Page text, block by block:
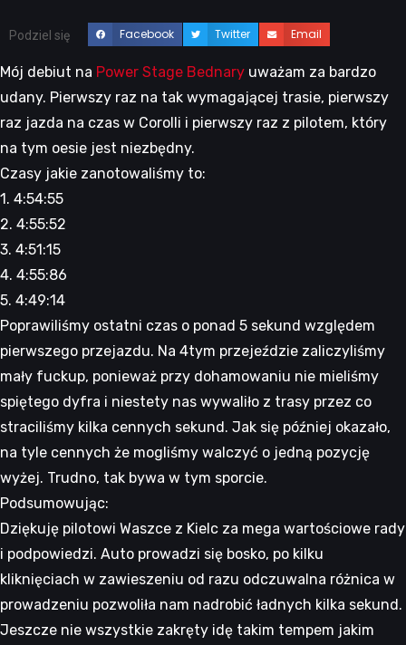
Podziel się Facebook Twitter Email
Mój debiut na Power Stage Bednary uważam za bardzo
udany. Pierwszy raz na tak wymagającej trasie, pierwszy
raz jazda na czas w Corolli i pierwszy raz z pilotem, który
na tym oesie jest niezbędny.
Czasy jakie zanotowaliśmy to:
1. 4:54:55
2. 4:55:52
3. 4:51:15
4. 4:55:86
5. 4:49:14
Poprawiliśmy ostatni czas o ponad 5 sekund względem
pierwszego przejazdu. Na 4tym przejeździe zaliczyliśmy
mały fuckup, ponieważ przy dohamowaniu nie mieliśmy
spiętego dyfra i niestety nas wywaliło z trasy przez co
straciliśmy kilka cennych sekund. Jak się później okazało,
na tyle cennych że mogliśmy walczyć o jedną pozycję
wyżej. Trudno, tak bywa w tym sporcie.
Podsumowując:
Dziękuję pilotowi Waszce z Kielc za mega wartościowe rady
i podpowiedzi. Auto prowadzi się bosko, po kilku
kliknięciach w zawieszeniu od razu odczuwalna różnica w
prowadzeniu pozwoliła nam nadrobić ładnych kilka sekund.
Jeszcze nie wszystkie zakręty idę takim tempem jakim